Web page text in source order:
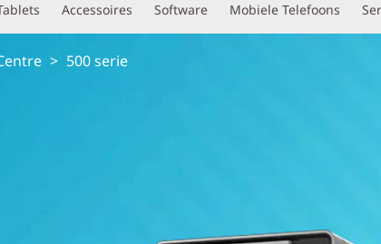
Accessoires Software Mobiele Telefoons
> 500 serie